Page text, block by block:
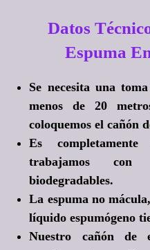
Datos
Espuma
Se necesita una
menos de 20
coloquemos el cañón
Es
trabajamos con
biodegradables.
La espuma no
líquido espumógeno
Nuestro cañón de